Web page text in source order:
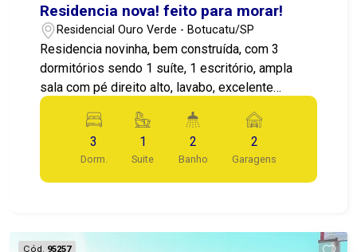
Residencia nova! feito para morar!
Residencial Ouro Verde - Botucatu/SP
Residencia novinha, bem construída, com 3
dormitórios sendo 1 suíte, 1 escritório, ampla
sala com pé direito alto, lavabo, excelente
acabamento, todas as portas em madeira maciça,
cozinha bem projetada, espaço de lazer com
mesa de bilhar/jantar, espaço gourmet com
churrasqueira, área de serviços, banheiro externo
e quarto de despejo.
3
Dorm.
1
Suite
2
Banho
2
Garagens
Cód. 95257